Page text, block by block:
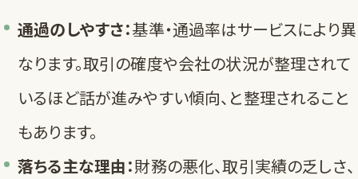
通過のしやすさ：基準・通過率はサービスにより異
なります。取引の確度や会社の状況が整理されて
いるほど話が進みやすい傾向、と整理されること
もあります。
落ちる主な理由：財務の悪化、取引実績の乏しさ、